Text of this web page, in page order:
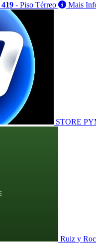
419 - Piso Térreo Mais
STORE
Ruiz y